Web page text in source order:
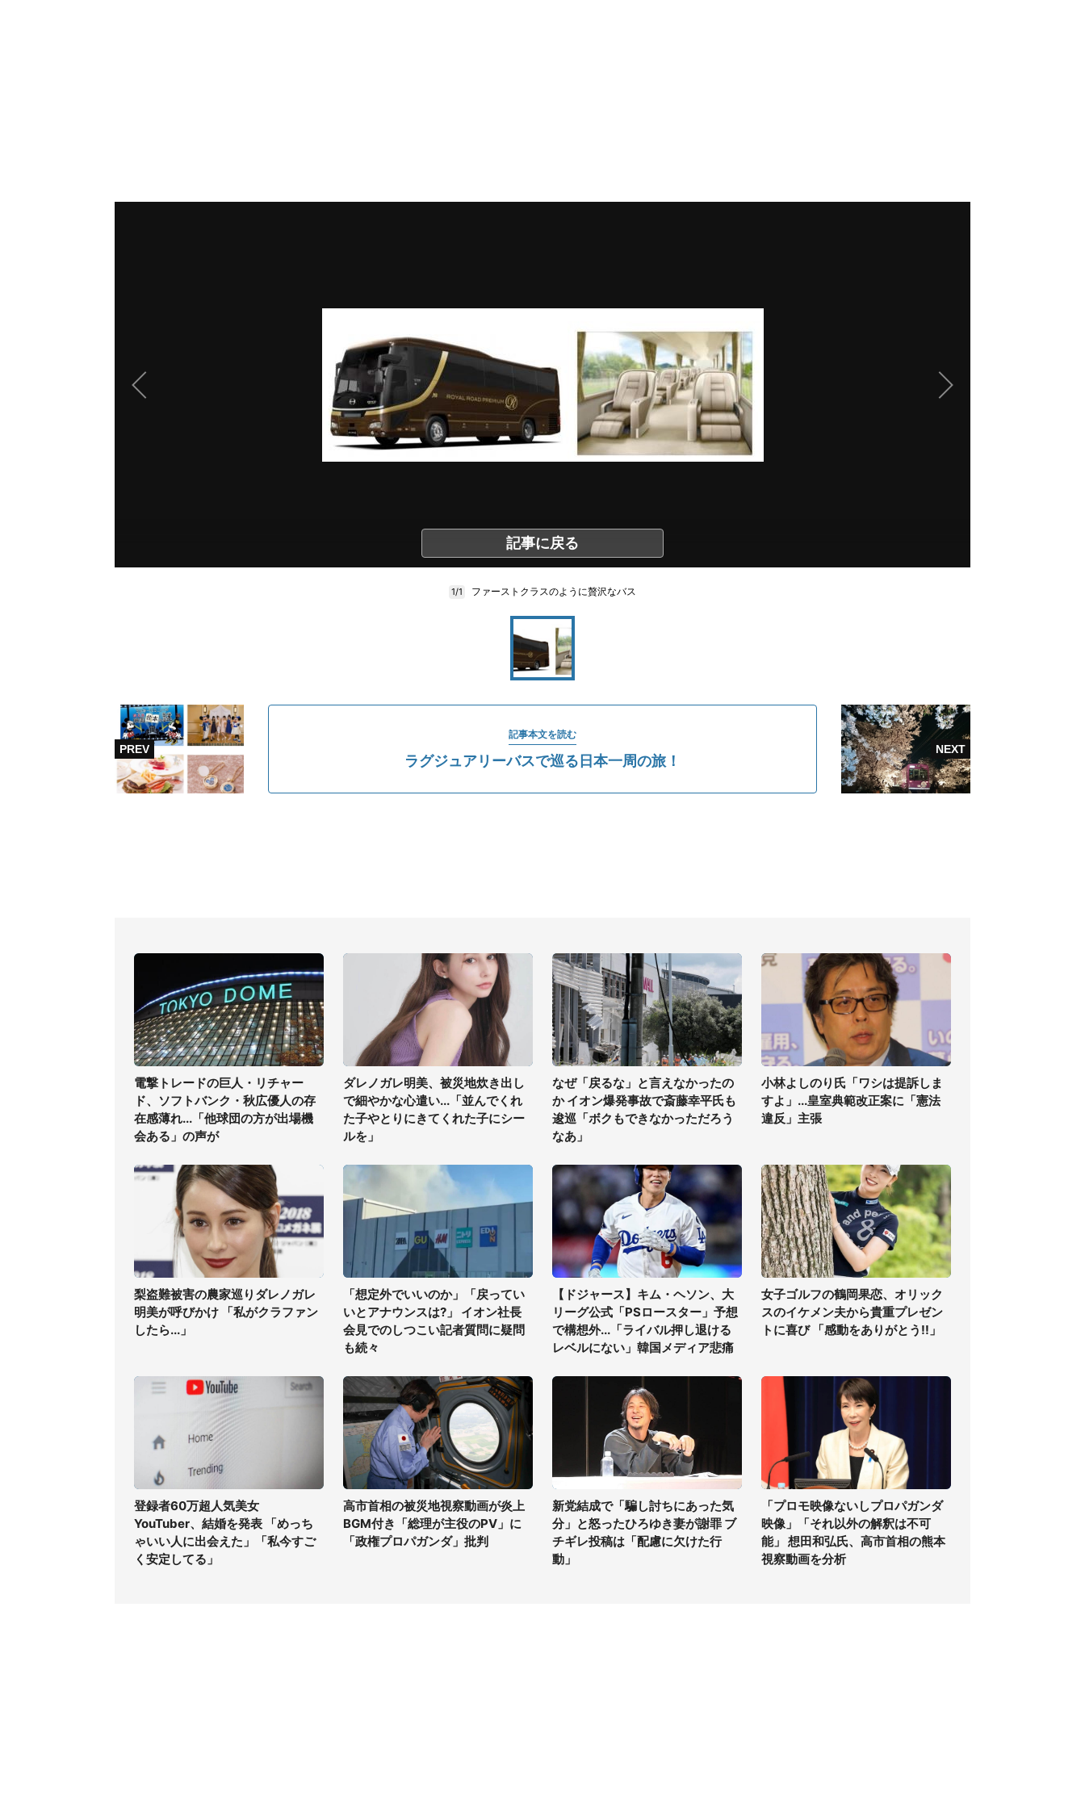
記事に戻る
1/1 ファーストクラスのように贅沢なバス
記事本文を読む
ラグジュアリーバスで巡る日本一周の旅！
電撃トレードの巨人・リチャー
ド、ソフトバンク・秋広優人の存
在感薄れ...「他球団の方が出場機
会ある」の声が
ダレノガレ明美、被災地炊き出し
で細やかな心遣い...「並んでくれ
た子やとりにきてくれた子にシー
ルを」
なぜ「戻るな」と言えなかったの
か イオン爆発事故で斎藤幸平氏も
逡巡「ボクもできなかっただろう
なあ」
小林よしのり氏「ワシは提訴しま
すよ」...皇室典範改正案に「憲法
違反」主張
梨盗難被害の農家巡りダレノガレ
明美が呼びかけ 「私がクラファン
したら...」
「想定外でいいのか」「戻ってい
いとアナウンスは?」 イオン社長
会見でのしつこい記者質問に疑問
も続々
【ドジャース】キム・ヘソン、大
リーグ公式「PSロースター」予想
で構想外...「ライバル押し退ける
レベルにない」韓国メディア悲痛
女子ゴルフの鶴岡果恋、オリック
スのイケメン夫から貴重プレゼン
トに喜び 「感動をありがとう!!」
登録者60万超人気美女
YouTuber、結婚を発表 「めっち
ゃいい人に出会えた」「私今すご
く安定してる」
高市首相の被災地視察動画が炎上
BGM付き「総理が主役のPV」に
「政権プロパガンダ」批判
新党結成で「騙し討ちにあった気
分」と怒ったひろゆき妻が謝罪 ブ
チギレ投稿は「配慮に欠けた行
動」
「プロモ映像ないしプロパガンダ
映像」「それ以外の解釈は不可
能」 想田和弘氏、高市首相の熊本
視察動画を分析